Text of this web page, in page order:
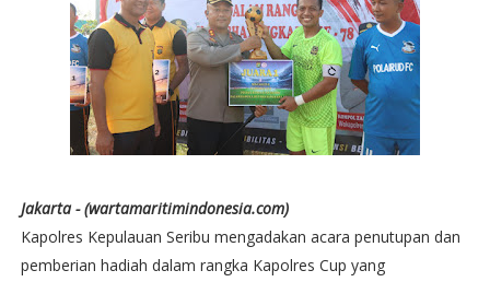
Jakarta - (wartamaritimindonesia.com)
Kapolres Kepulauan Seribu mengadakan acara penutupan dan
pemberian hadiah dalam rangka Kapolres Cup yang